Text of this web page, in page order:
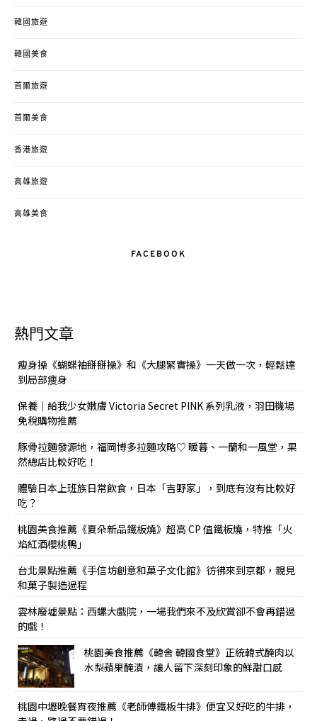
韓國旅遊
韓國美食
首爾旅遊
首爾美食
香港旅遊
高雄旅遊
高雄美食
FACEBOOK
熱門文章
瘦身操《蝴蝶袖掰掰操》和《大腿緊實操》一天做一次，輕鬆達
到局部痩身
保養｜給我少女嫩膚 Victoria Secret PINK 系列乳液，羽田機場
免稅購物推薦
豚骨拉麵發源地，福岡博多拉麵攻略♡ 暖暮、一蘭和一風堂，果
然總店比較好吃！
體驗日本上班族日常飲食，日本「吉野家」，到底有沒有比較好
吃？
桃園美食推薦《夏朵新品鐵板燒》超高 CP 值鐵板燒，特推「火
焰紅酒櫻桃鴨」
台北景點推薦《手信坊創意和菓子文化館》彷彿來到京都，親見
和菓子製造過程
雲林廢墟景點：西螺大戲院，一場我們來不及欣賞卻不會再錯過
的戲！
桃園美食推薦《韓舍 韓國食堂》正統韓式醃肉以
水梨蘋果醃漬，讓人留下深刻印象的鮮甜口感
桃園中壢晚餐宵夜推薦《老師傅鐵板牛排》便宜又好吃的牛排，